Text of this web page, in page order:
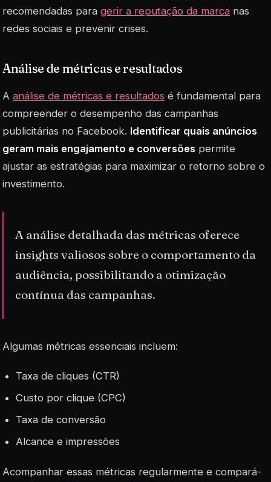
recomendadas para gerir a reputação da marca nas
redes sociais e prevenir crises.
Análise de métricas e resultados
A análise de métricas e resultados é fundamental para
compreender o desempenho das campanhas
publicitárias no Facebook. Identificar quais anúncios
geram mais engajamento e conversões permite
ajustar as estratégias para maximizar o retorno sobre o
investimento.
A análise detalhada das métricas oferece
insights valiosos sobre o comportamento da
audiência, possibilitando a otimização
contínua das campanhas.
Algumas métricas essenciais incluem:
Taxa de cliques (CTR)
Custo por clique (CPC)
Taxa de conversão
Alcance e impressões
Acompanhar essas métricas regularmente e compará-